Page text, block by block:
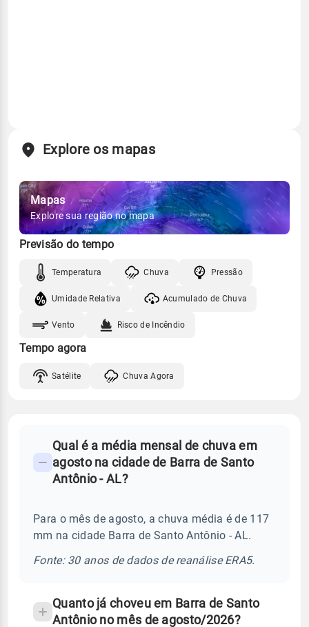
Explore os mapas
Mapas
Explore sua região no mapa
Previsão do tempo
Temperatura Chuva Pressão
Umidade Relativa Acumulado de Chuva
Vento Risco de Incêndio
Tempo agora
Satélite Chuva Agora
Perguntas
frequentes
chuva
temperatura
Qual é a média mensal de chuva em
agosto na cidade de Barra de Santo
Antônio - AL?
Para o mês de agosto, a chuva média é de 117
mm na cidade Barra de Santo Antônio - AL.
Fonte: 30 anos de dados de reanálise ERA5.
Quanto já choveu em Barra de Santo
Antônio no mês de agosto/2026?